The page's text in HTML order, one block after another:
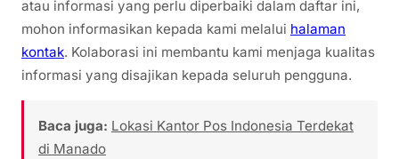
atau informasi yang perlu diperbaiki dalam daftar ini,
mohon informasikan kepada kami melalui halaman
kontak. Kolaborasi ini membantu kami menjaga kualitas
informasi yang disajikan kepada seluruh pengguna.
Baca juga: Lokasi Kantor Pos Indonesia Terdekat
di Manado